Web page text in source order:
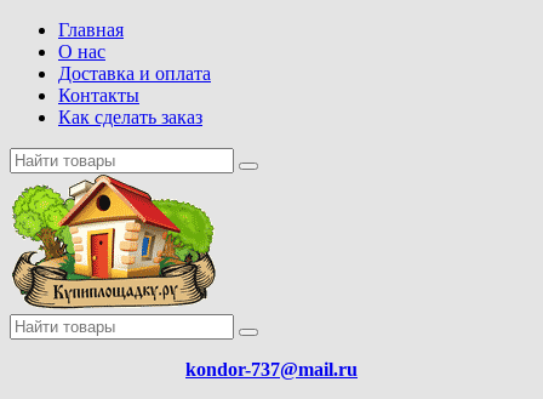
Главная
О нас
Доставка и оплата
Контакты
Как сделать заказ
kondor-737@mail.ru